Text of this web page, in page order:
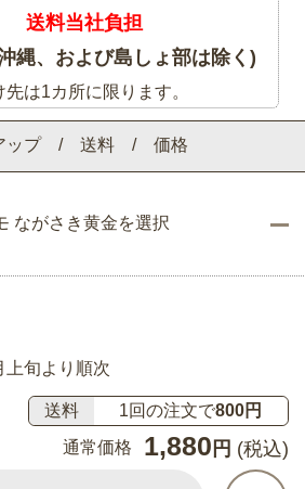
ップ / 送料 / 価格
ながさき黄金を選択
上旬より順次
送料 1回の注文で800円
通常価格
1,880 円 (税込)
送料当社負担
縄、および島しょ部は除く)
は1カ所に限ります。